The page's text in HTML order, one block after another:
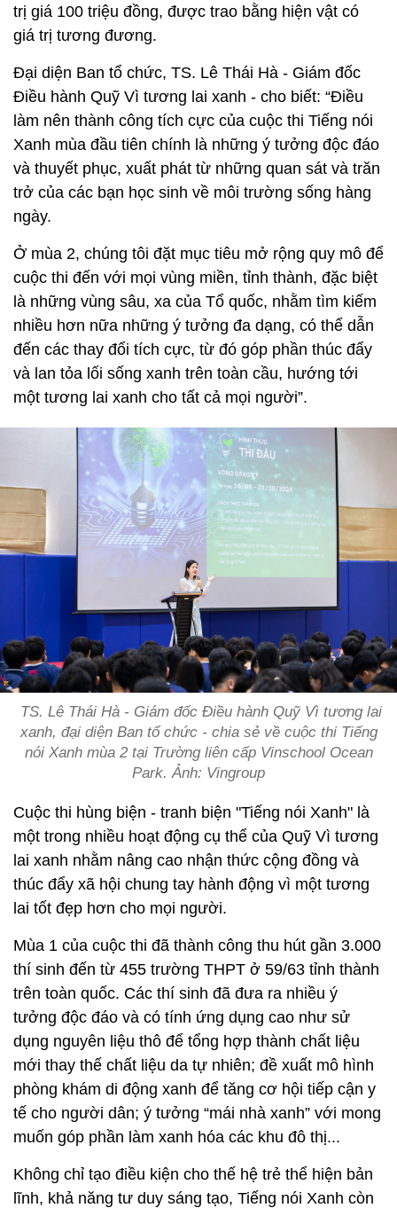
trị giá 100 triệu đồng, được trao bằng hiện vật có
giá trị tương đương.
Đại diện Ban tổ chức, TS. Lê Thái Hà - Giám đốc
Điều hành Quỹ Vì tương lai xanh - cho biết: “Điều
làm nên thành công tích cực của cuộc thi Tiếng nói
Xanh mùa đầu tiên chính là những ý tưởng độc đáo
và thuyết phục, xuất phát từ những quan sát và trăn
trở của các bạn học sinh về môi trường sống hàng
ngày.
Ở mùa 2, chúng tôi đặt mục tiêu mở rộng quy mô để
cuộc thi đến với mọi vùng miền, tỉnh thành, đặc biệt
là những vùng sâu, xa của Tổ quốc, nhằm tìm kiếm
nhiều hơn nữa những ý tưởng đa dạng, có thể dẫn
đến các thay đổi tích cực, từ đó góp phần thúc đẩy
và lan tỏa lối sống xanh trên toàn cầu, hướng tới
một tương lai xanh cho tất cả mọi người”.
TS. Lê Thái Hà - Giám đốc Điều hành Quỹ Vì tương lai
xanh, đại diện Ban tổ chức - chia sẻ về cuộc thi Tiếng
nói Xanh mùa 2 tại Trường liên cấp Vinschool Ocean
Park. Ảnh: Vingroup
Cuộc thi hùng biện - tranh biện "Tiếng nói Xanh" là
một trong nhiều hoạt động cụ thể của Quỹ Vì tương
lai xanh nhằm nâng cao nhận thức cộng đồng và
thúc đẩy xã hội chung tay hành động vì một tương
lai tốt đẹp hơn cho mọi người.
Mùa 1 của cuộc thi đã thành công thu hút gần 3.000
thí sinh đến từ 455 trường THPT ở 59/63 tỉnh thành
trên toàn quốc. Các thí sinh đã đưa ra nhiều ý
tưởng độc đáo và có tính ứng dụng cao như sử
dụng nguyên liệu thô để tổng hợp thành chất liệu
mới thay thế chất liệu da tự nhiên; đề xuất mô hình
phòng khám di động xanh để tăng cơ hội tiếp cận y
tế cho người dân; ý tưởng “mái nhà xanh” với mong
muốn góp phần làm xanh hóa các khu đô thị...
Không chỉ tạo điều kiện cho thế hệ trẻ thể hiện bản
lĩnh, khả năng tư duy sáng tạo, Tiếng nói Xanh còn